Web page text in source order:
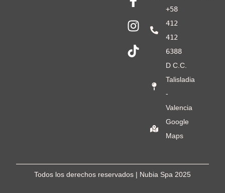
+58
412
412
6388
D C.C.
Talisladia
-
Valencia
Google
Maps
Todos los derechos reservados | Nubia Spa 2025